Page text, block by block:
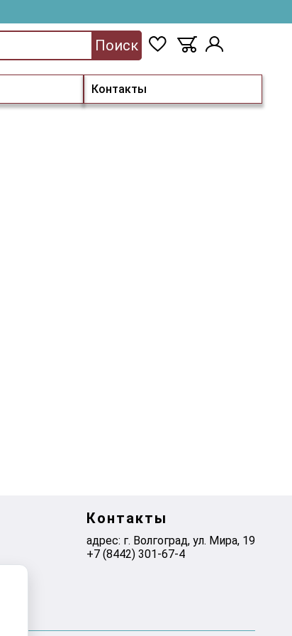
Контакты
Поиск
Контакты
адрес: г. Волгоград, ул. ​Мира, 19
+7 (8442) 301-67-4